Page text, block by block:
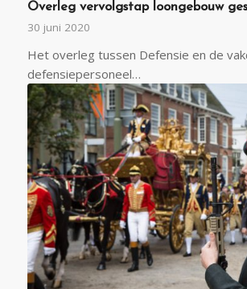
Overleg vervolgstap loongebouw
30 juni 2020
Het overleg tussen Defensie en de
defensiepersoneel…